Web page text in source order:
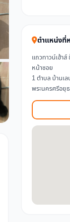
ตำแหน่งที่
แถวทาวน์เฮ้า
หน้าซอย
1 ตำบล บ้านเ
พระนครศรีอยุ